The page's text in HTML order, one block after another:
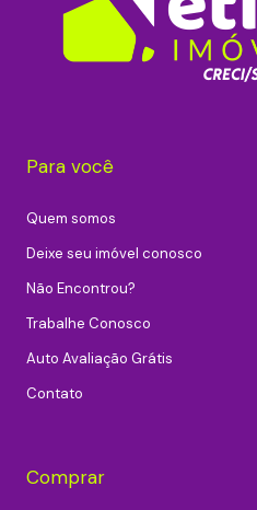
Para você
Quem somos
Deixe seu imóvel conosco
Não Encontrou?
Trabalhe Conosco
Auto Avaliação Grátis
Contato
Comprar